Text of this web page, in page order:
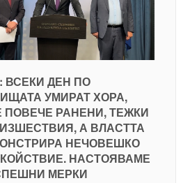
ВСЕКИ ДЕН ПО
УМИРАТ ХОРА,
РАНЕНИ, ТЕЖКИ
А ВЛАСТТА
НЕЧОВЕШКО
НАСТОЯВАМЕ
МЕРКИ